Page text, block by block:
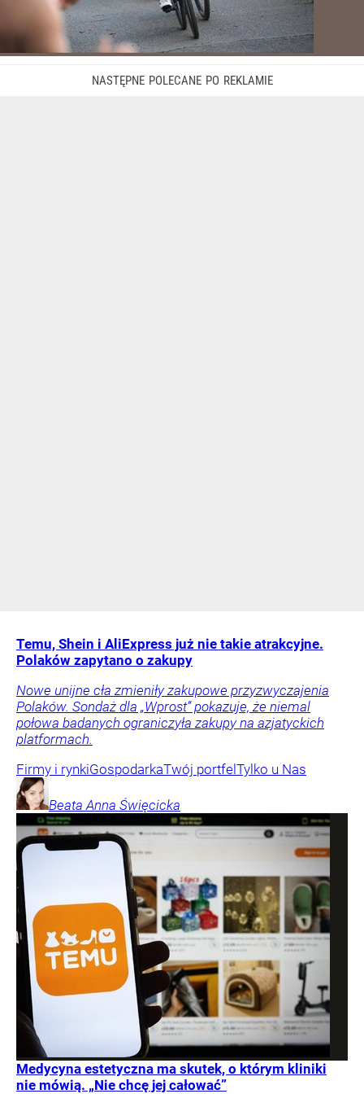
Temu, Shein i AliExpress już nie takie atrakcyjne.
Polaków zapytano o zakupy
Nowe unijne cła zmieniły zakupowe przyzwyczajenia
Polaków. Sondaż dla „Wprost” pokazuje, że niemal
połowa badanych ograniczyła zakupy na azjatyckich
platformach.
Firmy i rynkiGospodarkaTwój portfelTylko u Nas
Beata Anna Święcicka
Medycyna estetyczna ma skutek, o którym kliniki
nie mówią. „Nie chcę jej całować”